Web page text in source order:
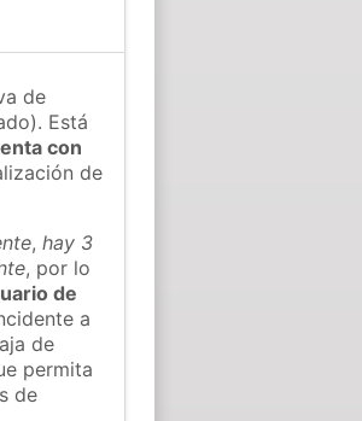
de
Está
con
de
,hay 3
, por lo
de
a
de
permita
de